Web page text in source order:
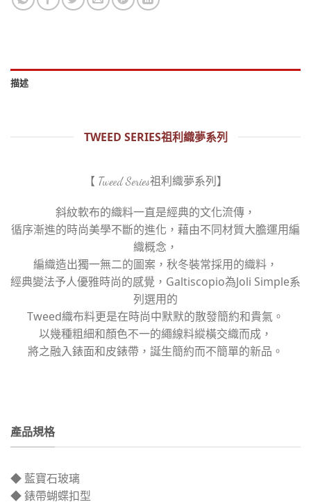
描述
TWEED SERIES祖利織夢系列
【 Tweed Series祖利織夢系列】
斜紋軟布的織料一直是經典的文化流傳，
循序漸進的時尚美學不斷的進化，藉由不同材質大膽運用編
織概念，
編織造出獨一無二的圖案，秋冬裝常採用的織料，
經典變法予人優雅時尚的感覺，Galtiscopio為Joli Simple系
列選用的
Tweed織布料更是在時尚中默默的散發簡約和貴氣。
以幾種粗細和顏色不一的繩線料縱橫交織而成，
將之融入錶面和皮錶帶，誕生簡約而不簡單的新品。
產品規格
◆ 藍寶石玻璃
◆ 錶帶蝴蝶扣型